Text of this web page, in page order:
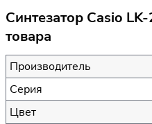
Синтезатор Casio
товара
Производитель
Серия
Цвет